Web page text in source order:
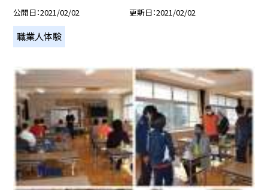
公開日 2021/02/02 更新日 2021/02/02
職業人体験